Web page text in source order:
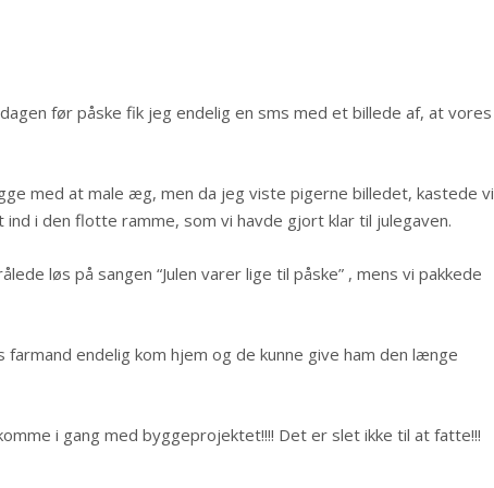
før påske fik jeg endelig en sms med et billede af, at vores
med at male æg, men da jeg viste pigerne billedet, kastede vi
i den flotte ramme, som vi havde gjort klar til julegaven.
løs på sangen “Julen varer lige til påske” , mens vi pakkede
endelig kom hjem og de kunne give ham den længe
i gang med byggeprojektet!!!! Det er slet ikke til at fatte!!!